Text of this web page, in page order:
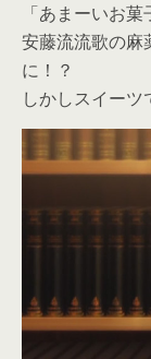
「あまーいお
安藤流流歌の麻
に！？
しかしスイーツ